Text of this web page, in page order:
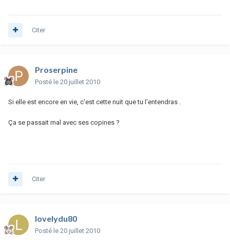
Citer
Proserpine
Posté le 20 juillet 2010
Si elle est encore en vie, c'est cette nuit que tu l'entendras .
Ça se passait mal avec ses copines ?
Citer
lovelydu80
Posté le 20 juillet 2010